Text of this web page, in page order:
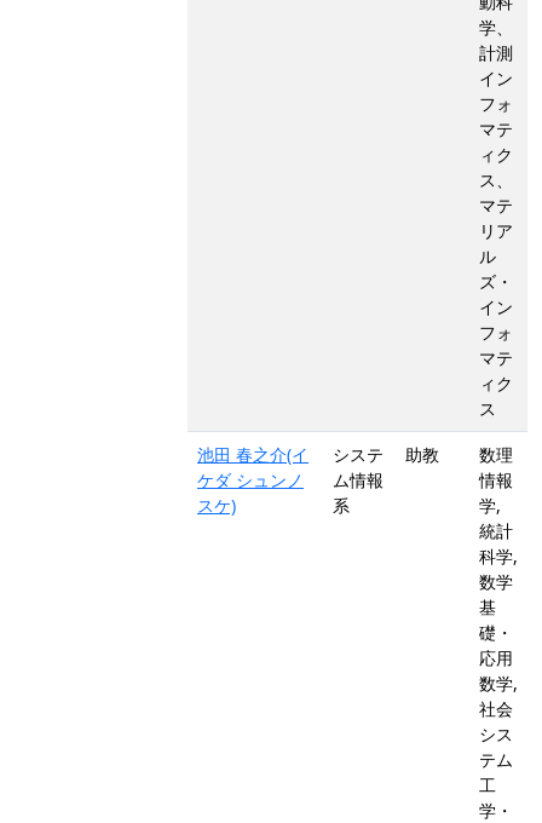
学、
計測
イン
フォ
マテ
ィク
ス、
マテ
リア
ル
ズ・
イン
フォ
マテ
ィク
ス
池田 春之介(イ
ケダ シュンノ
スケ)
システ
ム情報
系
助教
数理
情報
学,
統計
科学,
数学
基
礎・
応用
数学,
社会
シス
テム
工
学・